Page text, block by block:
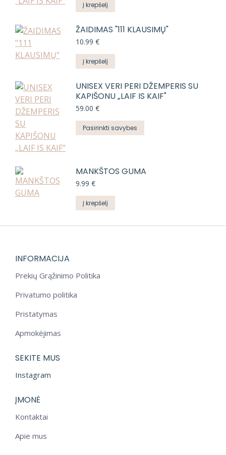
Į krepšelį
ŽAIDIMAS "111 KLAUSIMŲ"
10.99 €
Į krepšelį
UNISEX VERI PERI DŽEMPERIS SU
KAPIŠONU „LAIF IS KAIF"
59.00 €
Pasirinkti savybes
product
variants.
be
MANKŠTOS GUMA
9.99 €
Į krepšelį
INFORMACIJA
Prekių Grąžinimo Politika
Privatumo politika
Pristatymas
Apmokėjimas
SEKITE MUS
Instagram
ĮMONĖ
Kontaktai
Apie mus